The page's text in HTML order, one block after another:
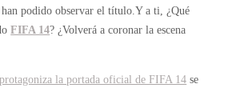
han podido observar el título.Y a ti, ¿Qué
FIFA 14? ¿Volverá a coronar la escena
la portada oficial de FIFA 14 se